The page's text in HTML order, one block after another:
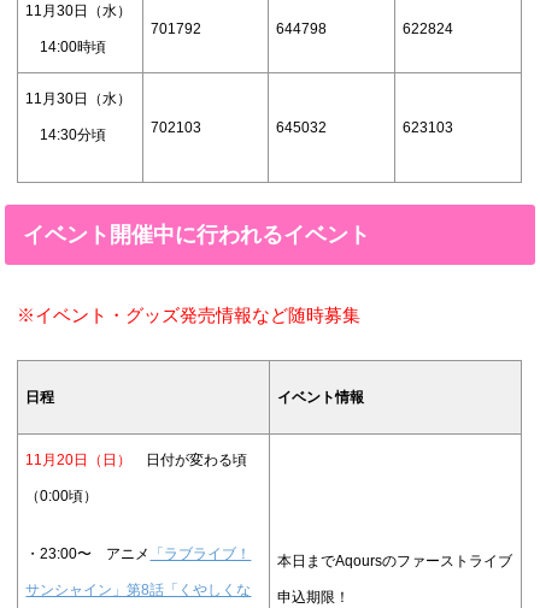
11月30日（水）
14:00時頃
701792 644798 622824
11月30日（水）
14:30分頃 702103 645032 623103
イベント開催中に行われるイベント
※イベント・グッズ発売情報など随時募集
日程 イベント情報
11月20日（日） 日付が変わる頃
（0:00頃）
・23:00〜 アニメ 「ラブライブ！
サンシャイン」第8話「くやしくな
本日までAqoursのファーストライブ
申込期限！